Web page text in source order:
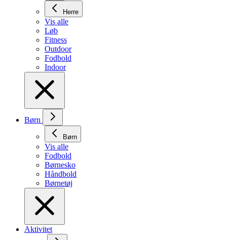
Herre
Vis alle
Løb
Fitness
Outdoor
Fodbold
Indoor
Børn
Børn
Vis alle
Fodbold
Børnesko
Håndbold
Børnetøj
Aktivitet